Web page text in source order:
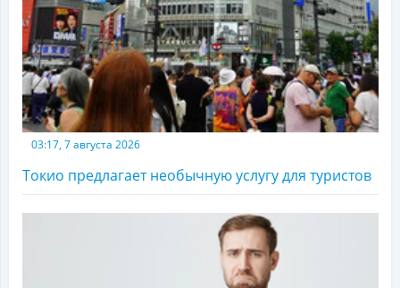
03:17, 7 августа 2026
Токио предлагает необычную услугу для туристов